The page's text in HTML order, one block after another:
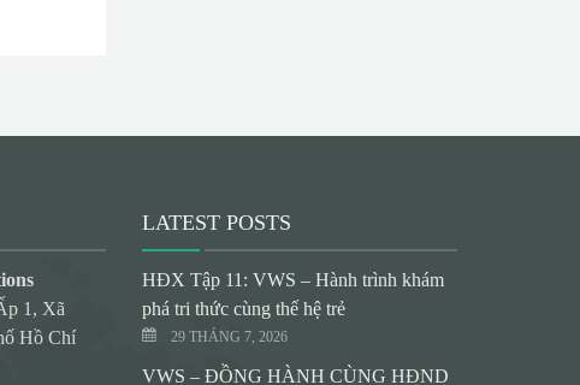
1, Xã
Hồ Chí
LATEST POSTS
HĐX Tập 11: VWS – Hành trình khám
phá tri thức cùng thế hệ trẻ
29 THÁNG 7, 2026
VWS – ĐỒNG HÀNH CÙNG HĐND